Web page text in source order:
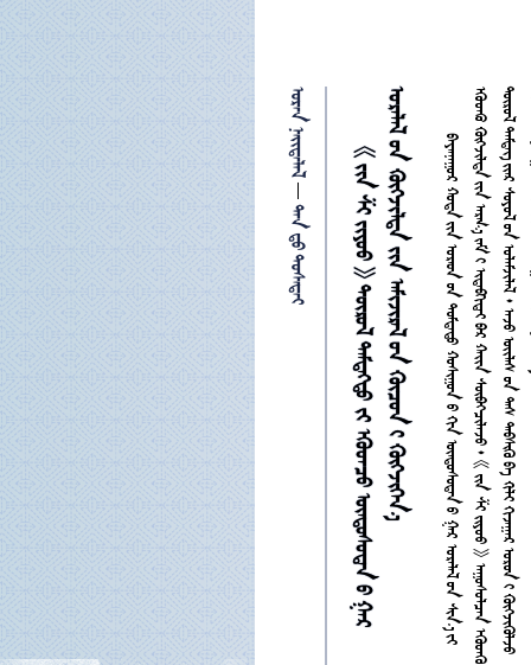
 

   






























































































































































































































































































































































































